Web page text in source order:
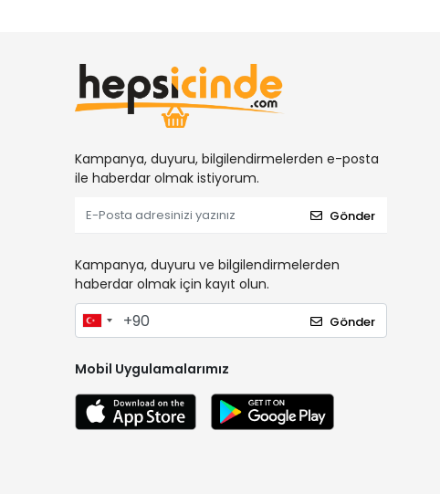
Kampanya, duyuru, bilgilendirmelerden e-posta
ile haberdar olmak istiyorum.
Gönder
Kampanya, duyuru ve bilgilendirmelerden
haberdar olmak için kayıt olun.
Gönder
Mobil Uygulamalarımız